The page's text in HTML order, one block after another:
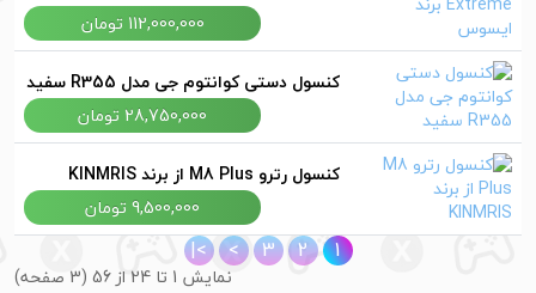
112,000,000 تومان
کنسول دستی کوانتوم جی مدل R355 سفید
28,750,000 تومان
کنسول رترو M8 Plus از برند KINMRIS
9,500,000 تومان
1
2
3
>
>|
نمايش 1 تا 24 از 56 (3 صفحه)